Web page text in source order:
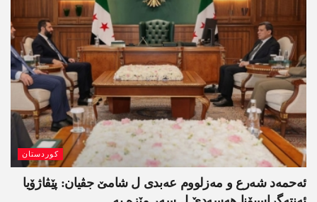
کوردستان
ئەحمەد شەرع و مەزلووم عەبدی ل شامێ جڤیان: پێڤاژۆیا